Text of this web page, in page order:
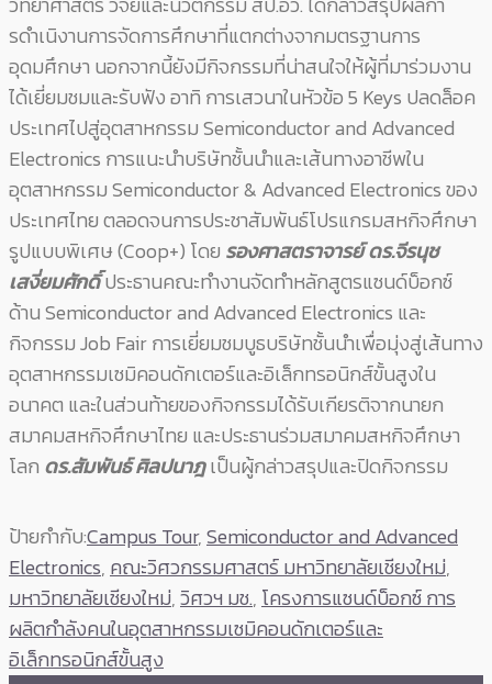
รดำเนิงานการจัดการศึกษาที่แตกต่างจากมตรฐานการ
อุดมศึกษา นอกจากนี้ยังมีกิจกรรมที่น่าสนใจให้ผู้ที่มาร่วมงาน
ได้เยี่ยมชมและรับฟัง อาทิ การเสวนาในหัวข้อ 5 Keys ปลดล็อค
ประเทศไปสู่อุตสาหกรรมSemiconductor and Advanced
Electronics การแนะนำบริษัทชั้นนำและเส้นทางอาชีพใน
อุตสาหกรรม Semiconductor & Advanced Electronics ของ
ประเทศไทย ตลอดจนการประชาสัมพันธ์โปรแกรมสหกิจศึกษา
รูปแบบพิเศษ (Coop+) โดย รองศาสตราจารย์ ดร.จีรนุช
เสงี่ยมศักดิ์ประธานคณะทำงานจัดทำหลักสูตรแซนด์บ็อกซ์
ด้าน Semiconductor and Advanced Electronics และ
กิจกรรม Job Fair การเยี่ยมชมบูธบริษัทชั้นนำเพื่อมุ่งสู่เส้นทาง
อุตสาหกรรมเซมิคอนดักเตอร์และอิเล็กทรอนิกส์ขั้นสูงใน
อนาคต และในส่วนท้ายของกิจกรรมได้รับเกียรติจากนายก
สมาคมสหกิจศึกษาไทย และประธานร่วมสมาคมสหกิจศึกษา
โลก ดร.สัมพันธ์ ศิลปนาฎเป็นผู้กล่าวสรุปและปิดกิจกรรม
ป้ายกำกับ:Campus Tour,Semiconductor and Advanced
Electronics, คณะวิศวกรรมศาสตร์ มหาวิทยาลัยเชียงใหม่,
มหาวิทยาลัยเชียงใหม่,วิศวฯ มช., โครงการแซนด์บ็อกซ์ การ
ผลิตกำลังคนในอุตสาหกรรมเซมิคอนดักเตอร์และ
อิเล็กทรอนิกส์ขั้นสูง